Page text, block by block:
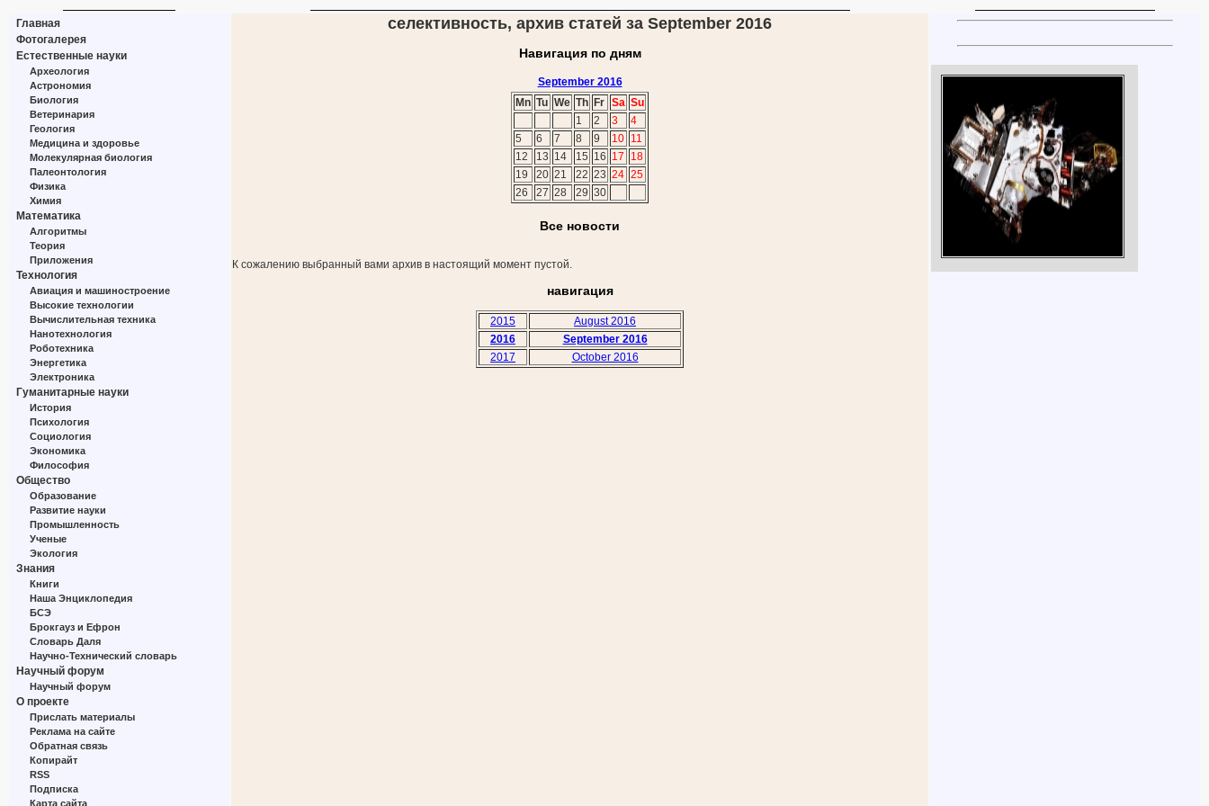
Главная
Фотогалерея
Естественные науки
Археология
Астрономия
Биология
Ветеринария
Геология
Медицина и здоровье
Молекулярная биология
Палеонтология
Физика
Химия
Математика
Алгоритмы
Теория
Приложения
Технология
Авиация и машиностроение
Высокие технологии
Вычислительная техника
Нанотехнология
Роботехника
Энергетика
Электроника
Гуманитарные науки
История
Психология
Социология
Экономика
Философия
Общество
Образование
Развитие науки
Промышленность
Ученые
Экология
Знания
Книги
Наша Энциклопедия
БСЭ
Брокгауз и Ефрон
Словарь Даля
Научно-Технический словарь
Научный форум
Научный форум
О проекте
Прислать материалы
Реклама на сайте
Обратная связь
Копирайт
RSS
Подписка
Карта сайта
селективность, архив статей за September 2016
Навигация по дням
September 2016
Mn Tu We Th Fr Sa Su
1
2 3
4
5
6 7 8 9 10 11
12
13 14 15 16 17
18
19
20 21 22 23 24 25
26
27 28 29 30
Все новости
К сожалению выбранный вами архив в настоящий момент пустой.
навигация
2015
August 2016
2016
September 2016
2017
October 2016